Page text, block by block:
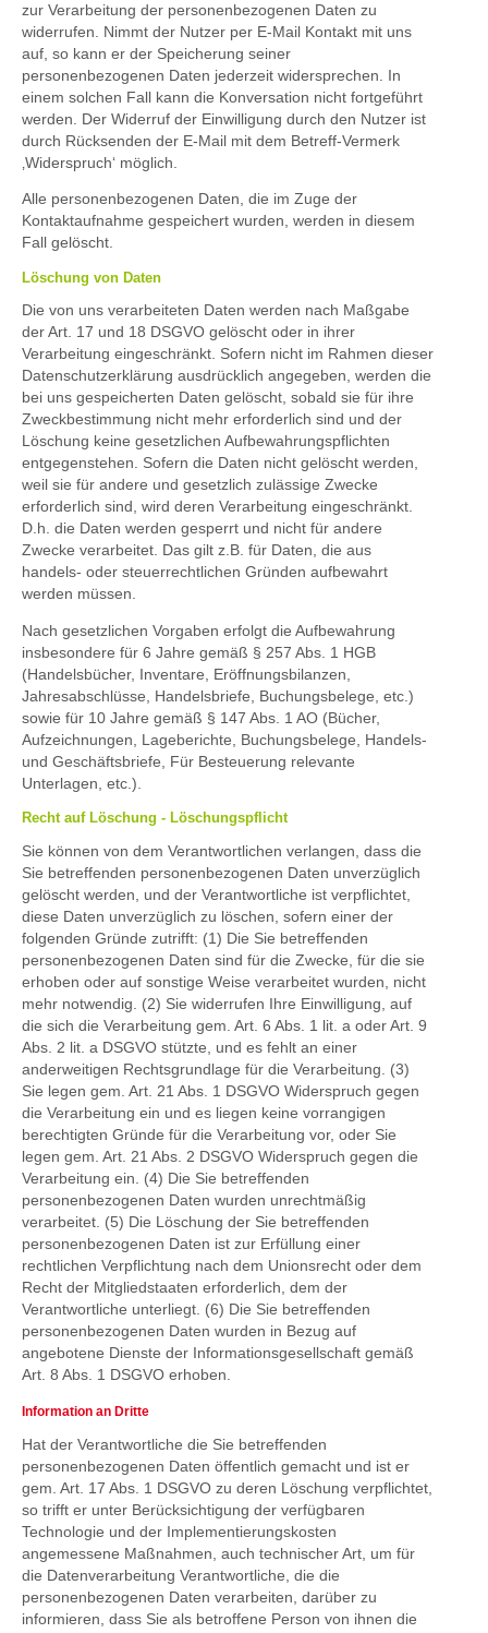
zur Verarbeitung der personenbezogenen Daten zu
widerrufen. Nimmt der Nutzer per E-Mail Kontakt mit uns
auf, so kann er der Speicherung seiner
personenbezogenen Daten jederzeit widersprechen. In
einem solchen Fall kann die Konversation nicht fortgeführt
werden. Der Widerruf der Einwilligung durch den Nutzer ist
durch Rücksenden der E-Mail mit dem Betreff-Vermerk
‚Widerspruch‘ möglich.
Alle personenbezogenen Daten, die im Zuge der
Kontaktaufnahme gespeichert wurden, werden in diesem
Fall gelöscht.
Löschung von Daten
Die von uns verarbeiteten Daten werden nach Maßgabe
der Art. 17 und 18 DSGVO gelöscht oder in ihrer
Verarbeitung eingeschränkt. Sofern nicht im Rahmen dieser
Datenschutzerklärung ausdrücklich angegeben, werden die
bei uns gespeicherten Daten gelöscht, sobald sie für ihre
Zweckbestimmung nicht mehr erforderlich sind und der
Löschung keine gesetzlichen Aufbewahrungspflichten
entgegenstehen. Sofern die Daten nicht gelöscht werden,
weil sie für andere und gesetzlich zulässige Zwecke
erforderlich sind, wird deren Verarbeitung eingeschränkt.
D.h. die Daten werden gesperrt und nicht für andere
Zwecke verarbeitet. Das gilt z.B. für Daten, die aus
handels- oder steuerrechtlichen Gründen aufbewahrt
werden müssen.
Nach gesetzlichen Vorgaben erfolgt die Aufbewahrung
insbesondere für 6 Jahre gemäß § 257 Abs. 1 HGB
(Handelsbücher, Inventare, Eröffnungsbilanzen,
Jahresabschlüsse, Handelsbriefe, Buchungsbelege, etc.)
sowie für 10 Jahre gemäß § 147 Abs. 1 AO (Bücher,
Aufzeichnungen, Lageberichte, Buchungsbelege, Handels-
und Geschäftsbriefe, Für Besteuerung relevante
Unterlagen, etc.).
Recht auf Löschung - Löschungspflicht
Sie können von dem Verantwortlichen verlangen, dass die
Sie betreffenden personenbezogenen Daten unverzüglich
gelöscht werden, und der Verantwortliche ist verpflichtet,
diese Daten unverzüglich zu löschen, sofern einer der
folgenden Gründe zutrifft: (1) Die Sie betreffenden
personenbezogenen Daten sind für die Zwecke, für die sie
erhoben oder auf sonstige Weise verarbeitet wurden, nicht
mehr notwendig. (2) Sie widerrufen Ihre Einwilligung, auf
die sich die Verarbeitung gem. Art. 6 Abs. 1 lit. a oder Art. 9
Abs. 2 lit. a DSGVO stützte, und es fehlt an einer
anderweitigen Rechtsgrundlage für die Verarbeitung. (3)
Sie legen gem. Art. 21 Abs. 1 DSGVO Widerspruch gegen
die Verarbeitung ein und es liegen keine vorrangigen
berechtigten Gründe für die Verarbeitung vor, oder Sie
legen gem. Art. 21 Abs. 2 DSGVO Widerspruch gegen die
Verarbeitung ein. (4) Die Sie betreffenden
personenbezogenen Daten wurden unrechtmäßig
verarbeitet. (5) Die Löschung der Sie betreffenden
personenbezogenen Daten ist zur Erfüllung einer
rechtlichen Verpflichtung nach dem Unionsrecht oder dem
Recht der Mitgliedstaaten erforderlich, dem der
Verantwortliche unterliegt. (6) Die Sie betreffenden
personenbezogenen Daten wurden in Bezug auf
angebotene Dienste der Informationsgesellschaft gemäß
Art. 8 Abs. 1 DSGVO erhoben.
Information an Dritte
Hat der Verantwortliche die Sie betreffenden
personenbezogenen Daten öffentlich gemacht und ist er
gem. Art. 17 Abs. 1 DSGVO zu deren Löschung verpflichtet,
so trifft er unter Berücksichtigung der verfügbaren
Technologie und der Implementierungskosten
angemessene Maßnahmen, auch technischer Art, um für
die Datenverarbeitung Verantwortliche, die die
personenbezogenen Daten verarbeiten, darüber zu
informieren, dass Sie als betroffene Person von ihnen die